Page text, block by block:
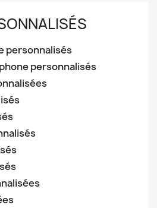
personnalisés
personnalisés